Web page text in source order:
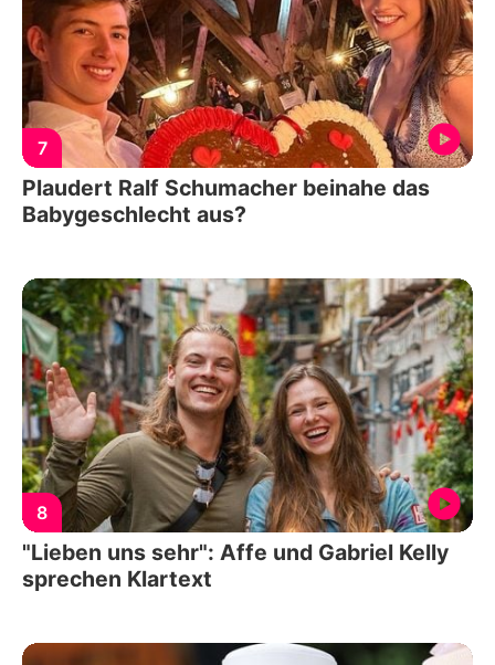
7
Plaudert Ralf Schumacher beinahe das
Babygeschlecht aus?
8
"Lieben uns sehr": Affe und Gabriel Kelly
sprechen Klartext